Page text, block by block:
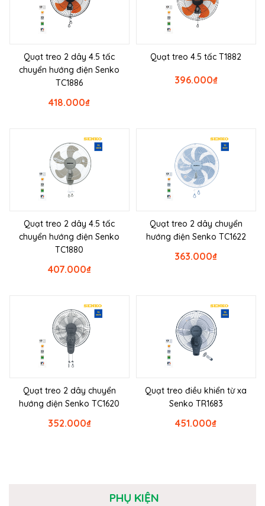
Quạt treo 2 dây 4.5 tấc
chuyển hướng điện Senko
TC1886
₫
418.000
Quạt treo 4.5 tấc T1882
₫
396.000
Quạt treo 2 dây 4.5 tấc
chuyển hướng điện Senko
TC1880
₫
407.000
Quạt treo 2 dây chuyển
hướng điện Senko TC1622
₫
363.000
Quạt treo 2 dây chuyển
hướng điện Senko TC1620
₫
352.000
Quạt treo điều khiển từ xa
Senko TR1683
₫
451.000
PHỤ KIỆN